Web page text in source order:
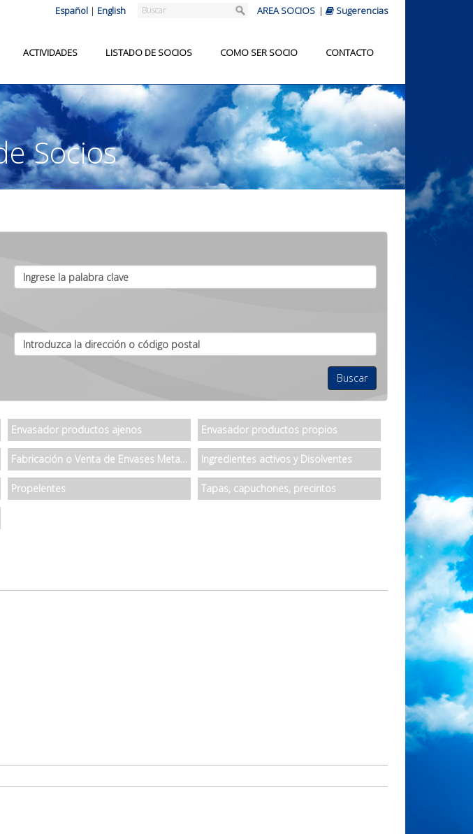
Español| English AREA SOCIOS | Sugerencias
ACTIVIDADES LISTADO DE SOCIOS COMO SER SOCIO CONTACTO
Socios
Envasador productos ajenos Envasador productos propios
Fabricación o Venta de Envases Metalicos Ingredientes activos y Disolventes
Propelentes Tapas, capuchones, precintos